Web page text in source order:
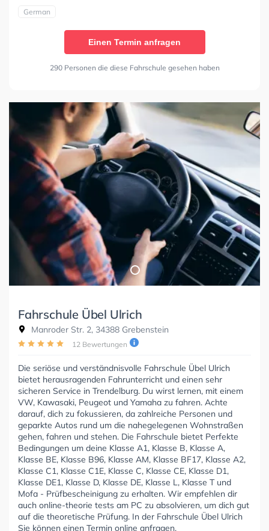
German
Einen Termin anfragen
290 Personen die diese Fahrschule gesehen haben
Fahrschule Übel Ulrich
Manroder Str. 2, 34388 Grebenstein
12 Bewertungen
Die seriöse und verständnisvolle Fahrschule Übel Ulrich
bietet herausragenden Fahrunterricht und einen sehr
sicheren Service in Trendelburg. Du wirst lernen, mit einem
VW, Kawasaki, Peugeot und Yamaha zu fahren. Achte
darauf, dich zu fokussieren, da zahlreiche Personen und
geparkte Autos rund um die nahegelegenen Wohnstraßen
gehen, fahren und stehen. Die Fahrschule bietet Perfekte
Bedingungen um deine Klasse A1, Klasse B, Klasse A,
Klasse BE, Klasse B96, Klasse AM, Klasse BF17, Klasse A2,
Klasse C1, Klasse C1E, Klasse C, Klasse CE, Klasse D1,
Klasse DE1, Klasse D, Klasse DE, Klasse L, Klasse T und
Mofa - Prüfbescheinigung zu erhalten. Wir empfehlen dir
auch online-theorie tests am PC zu absolvieren, um dich gut
auf die theoretische Prüfung. In der Fahrschule Übel Ulrich
Sie können einen Termin online anfragen.